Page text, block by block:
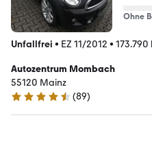
Ohne
Unfallfrei • EZ 11/2012 • 173.790
Autozentrum Mombach
55120 Mainz
4.5 Sterne
(89)